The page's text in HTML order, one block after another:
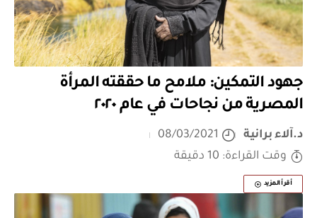
جهود التمكين: ملامح ما حققته المرأة
المصرية من نجاحات في عام ٢٠٢٠
د.آلاء برانية
08/03/2021
وقت القراءة: 10 دقيقة
أقرأ المزيد